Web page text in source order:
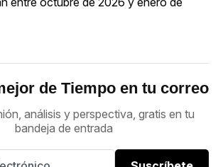
de Tiempo en tu correo
análisis y perspectiva, gratis en tu
bandeja de entrada